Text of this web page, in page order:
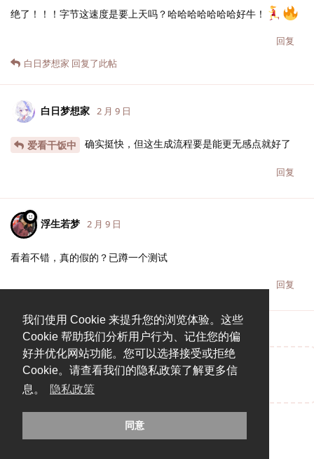
我们使用 Cookie 来提升您的浏览体验。这些
Cookie 帮助我们分析用户行为、记住您的偏
好并优化网站功能。您可以选择接受或拒绝
Cookie。请查看我们的隐私政策了解更多信
息。
隐私政策
同意
绝了！！！字节这速度是要上天吗？哈哈哈哈哈哈哈好牛！
回复
白日梦想家 回复了此帖
白日梦想家 2 月 9 日
爱看干饭中 确实挺快，但这生成流程要是能更无感点就好了
回复
浮生若梦 2 月 9 日
看着不错，真的假的？已蹲一个测试
回复
说点什么吧...